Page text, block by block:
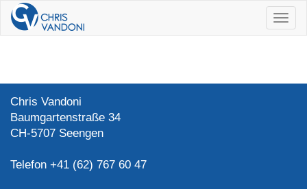
ein/
Chris Vandoni
Baumgartenstraße 34
CH-5707 Seengen
Telefon +41 (62) 767 60 47